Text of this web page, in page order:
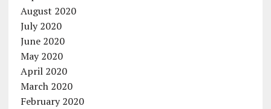
August 2020
July 2020
June 2020
May 2020
April 2020
March 2020
February 2020